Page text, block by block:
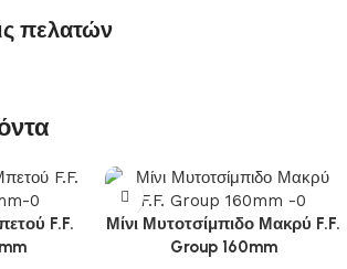
πελατών
F.F.
Μίνι Μυτοτσίμπιδο Μακρύ F.F.
Group 160mm